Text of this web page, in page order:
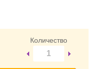
Количество